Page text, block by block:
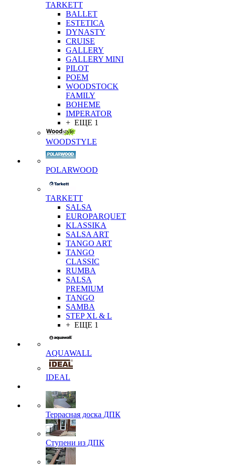
TARKETT
BALLET
ESTETICA
DYNASTY
CRUISE
GALLERY
GALLERY MINI
PILOT
POEM
WOODSTOCK
FAMILY
BOHEME
IMPERATOR
+ ЕЩЕ 1
WOODSTYLE
POLARWOOD
TARKETT
SALSA
EUROPARQUET
KLASSIKA
SALSA ART
TANGO ART
TANGO
CLASSIC
RUMBA
SALSA
PREMIUM
TANGO
SAMBA
STEP XL & L
+ ЕЩЕ 1
AQUAWALL
IDEAL
Террасная доска ДПК
Ступени из ДПК